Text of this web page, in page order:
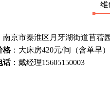
维
南京市秦淮区月牙湖街道苜蓿
格：大床房420元/间（含单早
话：戴经理15605150003